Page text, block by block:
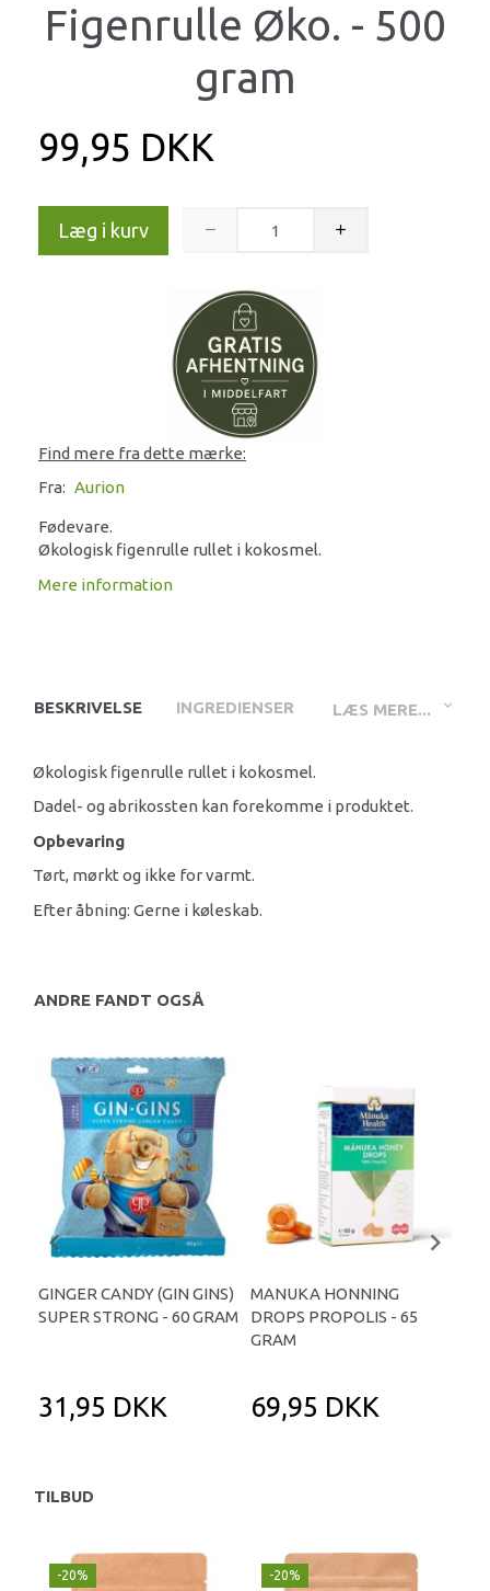
Figenrulle Øko. - 500
gram
99,95 DKK
Læg i kurv
Find mere fra dette mærke:
Fra: Aurion
Fødevare.
Økologisk figenrulle rullet i kokosmel.
Mere information
LÆS MERE...
BESKRIVELSE INGREDIENSER
Økologisk figenrulle rullet i kokosmel.
Dadel- og abrikossten kan forekomme i produktet.
Opbevaring
Tørt, mørkt og ikke for varmt.
Efter åbning: Gerne i køleskab.
ANDRE FANDT OGSÅ
GINGER CANDY (GIN GINS)
SUPER STRONG - 60 GRAM
31,95 DKK
MANUKA HONNING
DROPS PROPOLIS - 65
GRAM
69,95 DKK
TILBUD
-20% -20%